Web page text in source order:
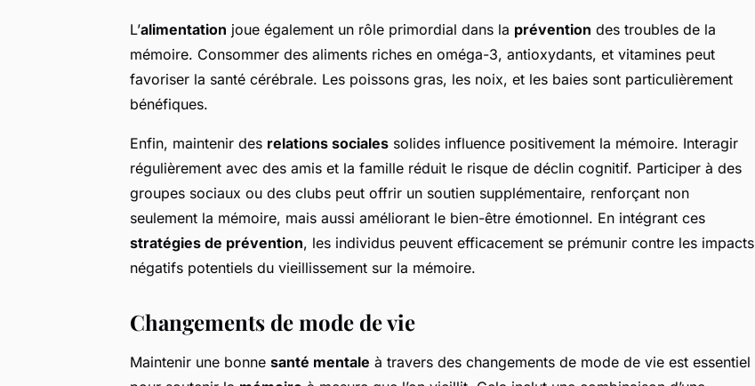
L’alimentation joue également un rôle primordial dans la prévention des troubles de la
mémoire. Consommer des aliments riches en oméga-3, antioxydants, et vitamines peut
favoriser la santé cérébrale. Les poissons gras, les noix, et les baies sont particulièrement
bénéfiques.
Enfin, maintenir des relations sociales solides influence positivement la mémoire. Interagir
régulièrement avec des amis et la famille réduit le risque de déclin cognitif. Participer à des
groupes sociaux ou des clubs peut offrir un soutien supplémentaire, renforçant non
seulement la mémoire, mais aussi améliorant le bien-être émotionnel. En intégrant ces
stratégies de prévention, les individus peuvent efficacement se prémunir contre les impacts
négatifs potentiels du vieillissement sur la mémoire.
Changements de mode de vie
Maintenir une bonne santé mentale à travers des changements de mode de vie est essentiel